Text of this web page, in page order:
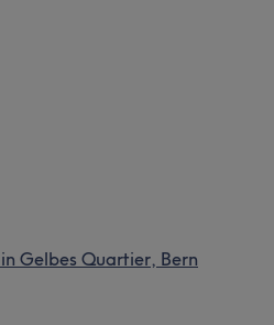
Gelbes Quartier, Bern